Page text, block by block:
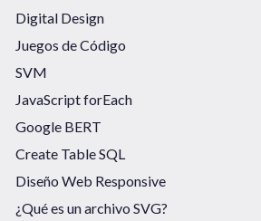
Digital Design
Juegos de Código
SVM
JavaScript forEach
Google BERT
Create Table SQL
Diseño Web Responsive
¿Qué es un archivo SVG?